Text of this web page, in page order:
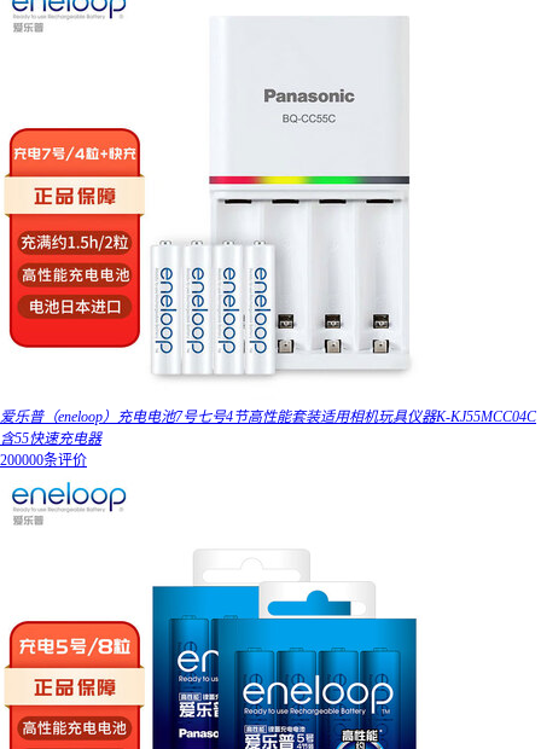
爱乐普（eneloop）充电电池7号七号4节高性能套装适用相机玩具仪器K-KJ55MCC04C
含55快速充电器
200000条评价